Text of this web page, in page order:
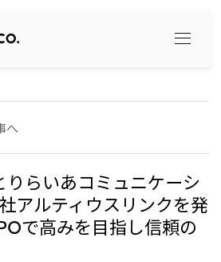
ント一覧​
へ
らいあコミュニケーシ
アルティウスリンクを発
で高みを目指し信頼の